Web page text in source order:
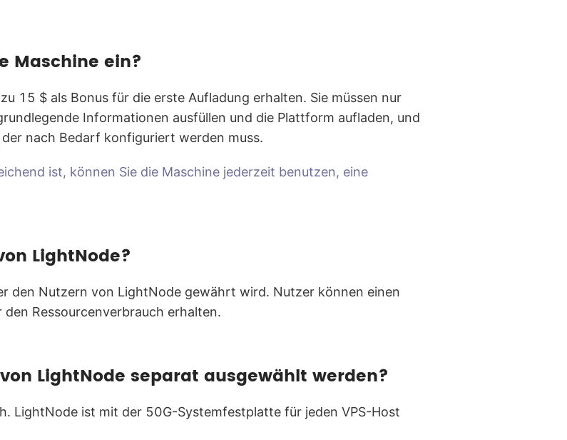
Maschine ein?
15 $ als Bonus für die erste Aufladung erhalten. Sie müssen nur
Informationen ausfüllen und die Plattform aufladen, und
nach Bedarf konfiguriert werden muss.
ist, können Sie die Maschine jederzeit benutzen, eine
LightNode?
den Nutzern von LightNode gewährt wird. Nutzer können einen
Ressourcenverbrauch erhalten.
LightNode separat ausgewählt werden?
LightNode ist mit der 50G-Systemfestplatte für jeden VPS-Host